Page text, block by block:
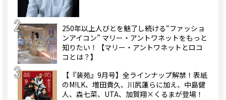
250年以上人びとを魅了し続ける“ファッショ
ンアイコン” マリー・アントワネットをもっと
知りたい！【マリー・アントワネットとロコ
コとは？】
【『装苑』9月号】全ラインナップ解禁！表紙
のM!LK、増田貴久、川尻蓮らに加え、中島健
人、森七菜、UTA、加賀翔×くるまが登場！